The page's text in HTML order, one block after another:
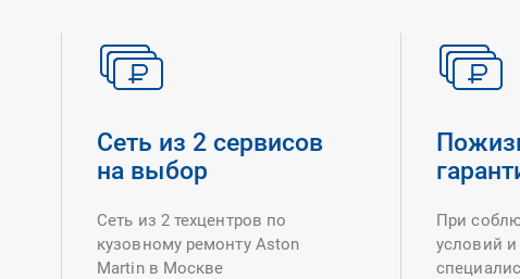
Сеть из 2 сервисов
на выбор
Сеть из 2 техцентров по
кузовному ремонту Aston
Martin в Москве
При
условий